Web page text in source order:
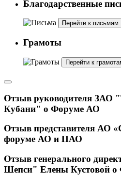
Благодарственные
Перейти к письмам
Грамоты
Перейти к
Отзыв руководителя ЗАО
Кубани" о Форуме АО
Отзыв представителя АО
форуме АО и ПАО
Отзыв генерального
Шепси" Елены Кустовой